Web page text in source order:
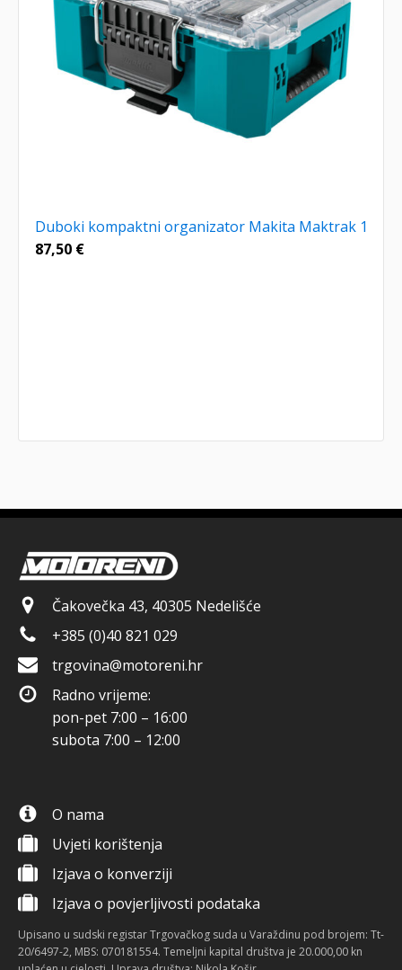
Duboki kompaktni organizator Makita Maktrak 1
87,50 €
Čakovečka 43, 40305 Nedelišće
+385 (0)40 821 029
trgovina@motoreni.hr
Radno vrijeme:
pon-pet 7:00 – 16:00
subota 7:00 – 12:00
O nama
Uvjeti korištenja
Izjava o konverziji
Izjava o povjerljivosti podataka
Upisano u sudski registar Trgovačkog suda u Varaždinu pod brojem: Tt-
20/6497-2, MBS: 070181554. Temeljni kapital društva je 20.000,00 kn